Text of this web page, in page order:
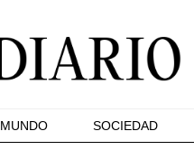
MUNDO SOCIEDAD